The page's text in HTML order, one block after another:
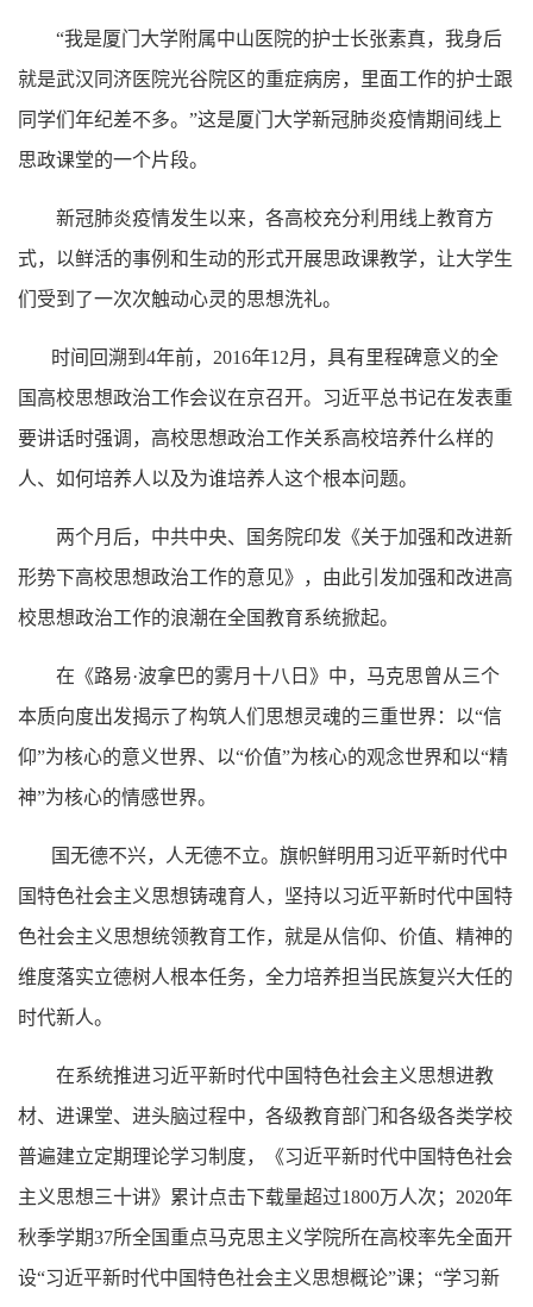
“我是厦门大学附属中山医院的护士长张素真，我身后
就是武汉同济医院光谷院区的重症病房，里面工作的护士跟
同学们年纪差不多。”这是厦门大学新冠肺炎疫情期间线上
思政课堂的一个片段。
新冠肺炎疫情发生以来，各高校充分利用线上教育方
式，以鲜活的事例和生动的形式开展思政课教学，让大学生
们受到了一次次触动心灵的思想洗礼。
时间回溯到 4年前，2016年12月，具有里程碑意义的全
国高校思想政治工作会议在京召开。习近平总书记在发表重
要讲话时强调，高校思想政治工作关系高校培养什么样的
人、如何培养人以及为谁培养人这个根本问题。
两个月后，中共中央、国务院印发《关于加强和改进新
形势下高校思想政治工作的意见》，由此引发加强和改进高
校思想政治工作的浪潮在全国教育系统掀起。
在《路易·波拿巴的雾月十八日》中，马克思曾从三个
本质向度出发揭示了构筑人们思想灵魂的三重世界：以“信
仰”为核心的意义世界、以“价值”为核心的观念世界和以“精
神”为核心的情感世界。
国无德不兴，人无德不立。旗帜鲜明用习近平新时代中
国特色社会主义思想铸魂育人，坚持以习近平新时代中国特
色社会主义思想统领教育工作，就是从信仰、价值、精神的
维度落实立德树人根本任务，全力培养担当民族复兴大任的
时代新人。
在系统推进习近平新时代中国特色社会主义思想进教
材、进课堂、进头脑过程中，各级教育部门和各级各类学校
普遍建立定期理论学习制度，《习近平新时代中国特色社会
主义思想三十讲》累计点击下载量超过1800万人次；2020年
秋季学期37所全国重点马克思主义学院所在高校率先全面开
设“习近平新时代中国特色社会主义思想概论”课；“学习新